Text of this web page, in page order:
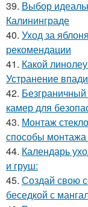
39. Выбор
Калининграде
40. Уход за
рекомендации
41. Какой
Устранение
42.
камер для
43. Монтаж
способы монтажа
44. Календарь
и груш:
45. Создай свою
беседкой с